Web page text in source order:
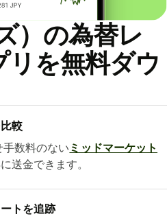
）の為替レ
リを無料ダウ
較
数料のない ミッドマーケット
送金できます。
トを追跡